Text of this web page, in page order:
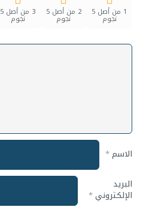
1 من أصل 5
نجوم
2 من أصل 5
نجوم
3 من أصل 5
نجوم
الاسم*
البريد
الإلكتروني*